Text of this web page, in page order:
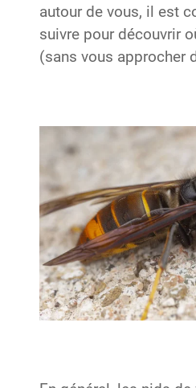
autour de vous, il est
suivre pour découvrir
(sans vous approcher